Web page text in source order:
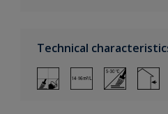
Technical